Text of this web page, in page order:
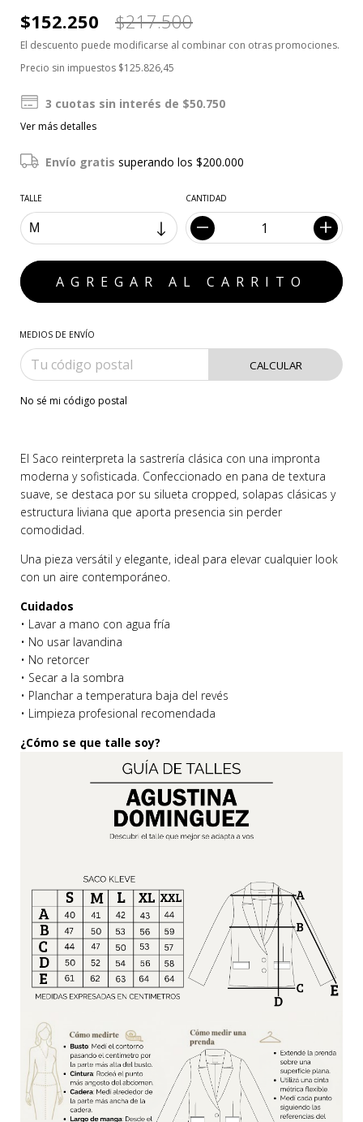
$152.250 $217.500
El descuento puede modificarse al combinar con otras promociones.
Precio sin impuestos $125.826,45
3 cuotas sin interés de $50.750
Ver más detalles
Envío gratissuperando los$200.000
TALLE CANTIDAD
MEDIOS DE ENVÍO
CALCULAR
No sé mi código postal
El Saco reinterpreta la sastrería clásica con una impronta
moderna y sofisticada. Confeccionado en pana de textura
suave, se destaca por su silueta cropped, solapas clásicas y
estructura liviana que aporta presencia sin perder
comodidad.
Una pieza versátil y elegante, ideal para elevar cualquier look
con un aire contemporáneo.
Cuidados
• Lavar a mano con agua fría
• No usar lavandina
• No retorcer
• Secar a la sombra
• Planchar a temperatura baja del revés
• Limpieza profesional recomendada
¿Cómo se que talle soy?